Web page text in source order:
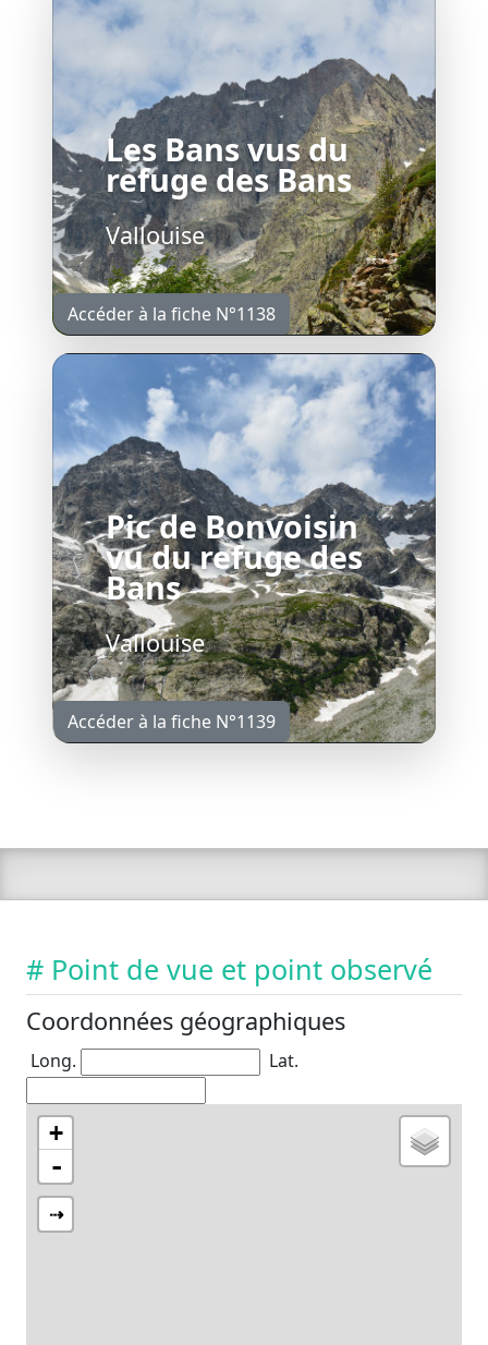
Les Bans vus du
refuge des Bans
Vallouise
Accéder à la fiche N°1138
Pic de Bonvoisin
vu du refuge des
Bans
Vallouise
Accéder à la fiche N°1139
# Point de vue et point observé
Coordonnées géographiques
Long. Lat.
+
-
⇢